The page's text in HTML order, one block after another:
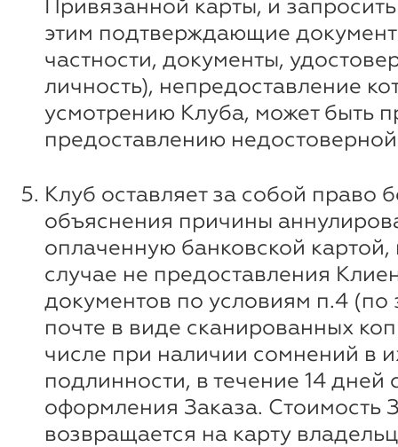
Привязанной карты, и
этим подтверждающие
частности, документы,
личность), непредоставление
усмотрению Клуба, может быть
предоставлению
Клуб оставляет за собой право
объяснения причины
оплаченную банковской картой,
случае не предоставления
документов по условиям п.4 (по
почте в виде сканированных
числе при наличии сомнений в
подлинности, в течение 14 дней
оформления Заказа. Стоимость
возвращается на карту